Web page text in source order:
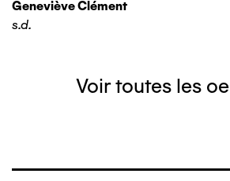
Geneviève Clément
s.d.
Voir toutes les